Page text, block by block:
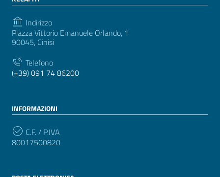
Indirizzo
Piazza Vittorio Emanuele Orlando, 1
90045, Cinisi
Telefono
(+39) 091 74 86200
INFORMAZIONI
C.F. / P.IVA
80017500820